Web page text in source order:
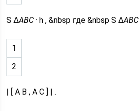
S ΔABC · h , &nbsp где &nbsp S ΔABC
1
2
| [ A B , A C ] | .